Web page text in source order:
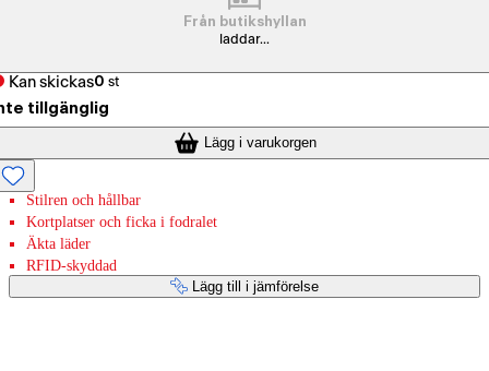
Från butikshyllan
laddar...
Kan skickas0 st
tillgänglig
Lägg i varukorgen
Stilren och hållbar
Kortplatser och ficka i fodralet
Äkta läder
RFID-skyddad
Lägg till i jämförelse